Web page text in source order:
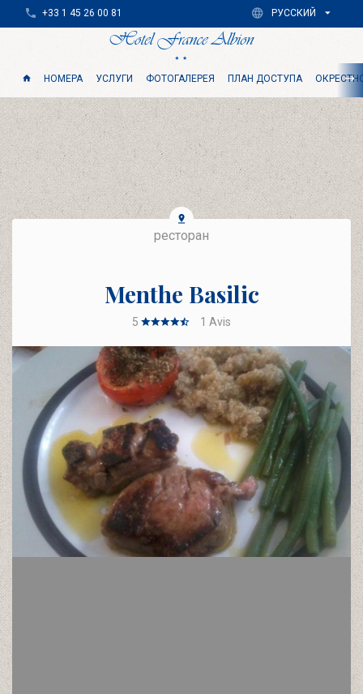
НОМЕРА УСЛУГИ ФОТОГАЛЕРЕЯ ПЛАН ДОСТУПА
+33 1 45 26 00 81 РУССКИЙ
ресторан
Menthe Basilic
5 1 Avis